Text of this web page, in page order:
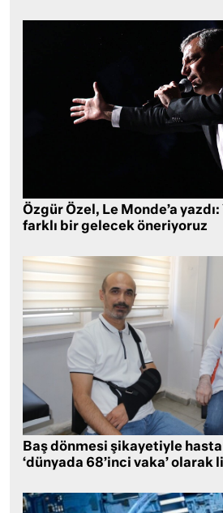
Özgür Özel, Le Monde’a
farklı bir gelecek öneriyoruz
Baş dönmesi şikayetiyle
‘dünyada 68’inci vaka’